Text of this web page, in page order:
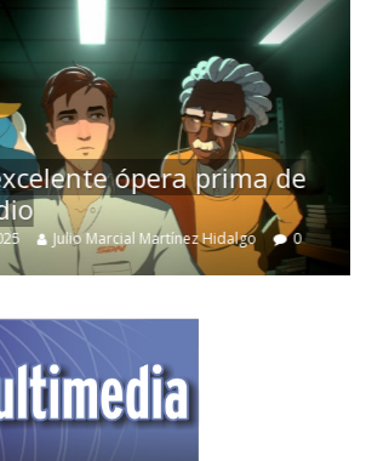
ópera prima de
Julio Marcial Martínez Hidalgo 0